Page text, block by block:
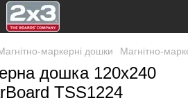
маркерні дошки Магнітно-
дошка 120x240
TSS1224